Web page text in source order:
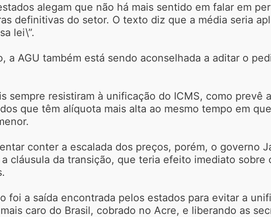
alegam que não há mais sentido em falar em
definitivas do setor. O texto diz que a média seria
lei\”.
a AGU também está sendo aconselhada a aditar o
sempre resistiram à unificação do ICMS, como
que têm alíquota mais alta ao mesmo tempo em
conter a escalada dos preços, porém, o governo
cláusula da transição, que teria efeito imediato
foi a saída encontrada pelos estados para evitar a
caro do Brasil, cobrado no Acre, e liberando as